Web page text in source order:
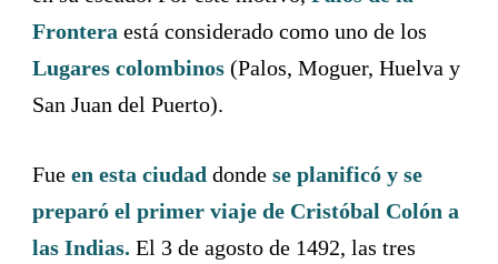
Frontera está considerado como uno de los
Lugares colombinos (Palos, Moguer, Huelva y
San Juan del Puerto).
Fue en esta ciudad donde se planificó y se
preparó el primer viaje de Cristóbal Colón a
las Indias. El 3 de agosto de 1492, las tres